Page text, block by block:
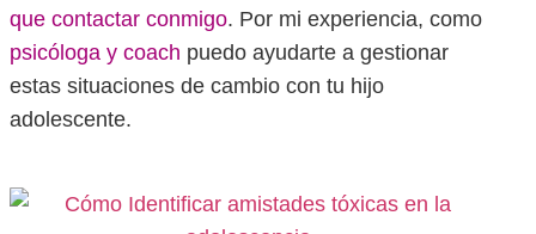
que contactar conmigo. Por mi experiencia, como
psicóloga y coach puedo ayudarte a gestionar
estas situaciones de cambio con tu hijo
adolescente.